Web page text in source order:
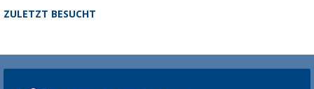
ZULETZT BESUCHT